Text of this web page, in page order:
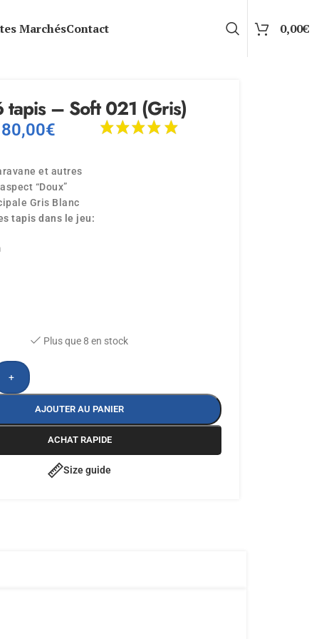
MarchésContact 0,00€
tapis – Soft 021 (Gris)
80,00€
et autres
“Doux”
Gris Blanc
tapis dans le jeu:
Plus que 8 en stock
+
AJOUTER AU PANIER
ACHAT RAPIDE
Size guide